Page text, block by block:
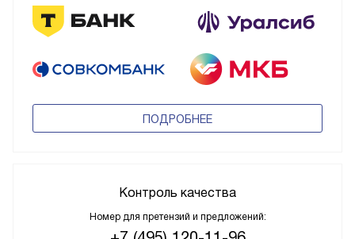
ПОДРОБНЕЕ
Контроль качества
Номер для претензий и предложений: